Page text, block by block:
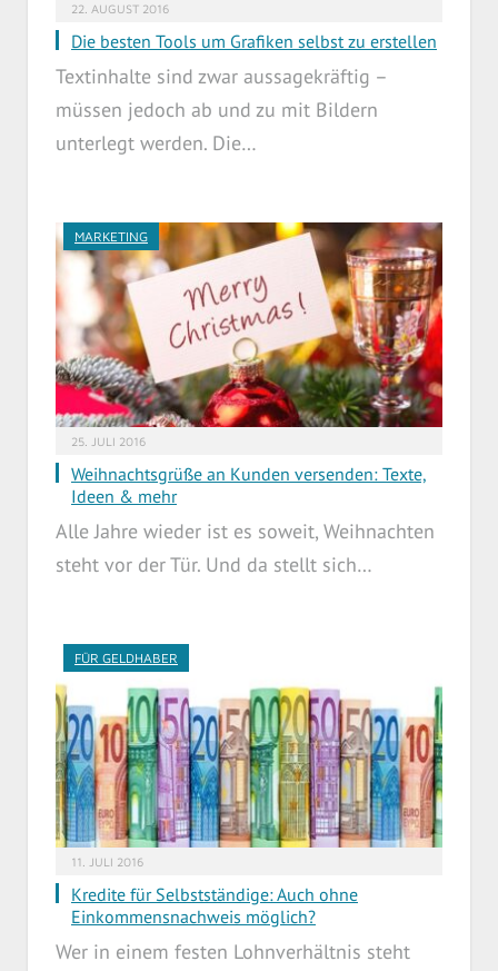
22. AUGUST 2016
Die besten Tools um Grafiken selbst zu erstellen
Textinhalte sind zwar aussagekräftig –
müssen jedoch ab und zu mit Bildern
unterlegt werden. Die…
MARKETING
25. JULI 2016
Weihnachtsgrüße an Kunden versenden: Texte,
Ideen & mehr
Alle Jahre wieder ist es soweit, Weihnachten
steht vor der Tür. Und da stellt sich…
FÜR GELDHABER
11. JULI 2016
Kredite für Selbstständige: Auch ohne
Einkommensnachweis möglich?
Wer in einem festen Lohnverhältnis steht